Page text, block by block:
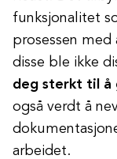
funksjonalitet
prosessen med
disse ble ikke
deg sterkt til å
også verdt å
arbeidet.